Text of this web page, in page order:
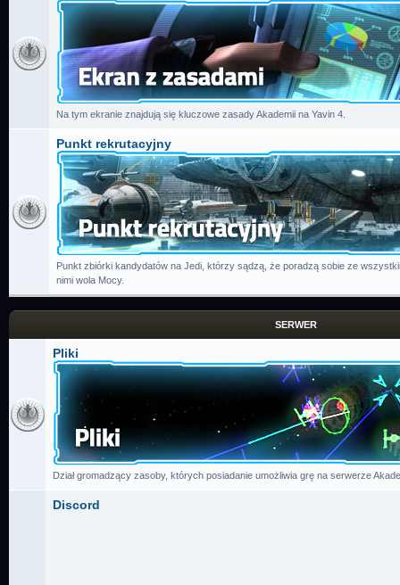
Na tym ekranie znajdują się kluczowe zasady Akademii na Yavin 4.
Punkt rekrutacyjny
Punkt zbiórki kandydatów na Jedi, którzy sądzą, że poradzą sobie ze
nimi wola Mocy.
SERWER
Pliki
Dział gromadzący zasoby, których posiadanie umożliwia grę na serwerze
Discord